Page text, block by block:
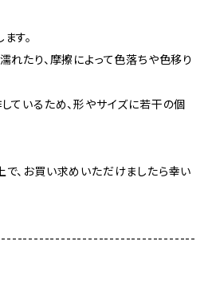
す。
れたり、摩擦によって色落ちや色移り
ているため、形やサイズに若干の個
、お買い求めいただけましたら幸い